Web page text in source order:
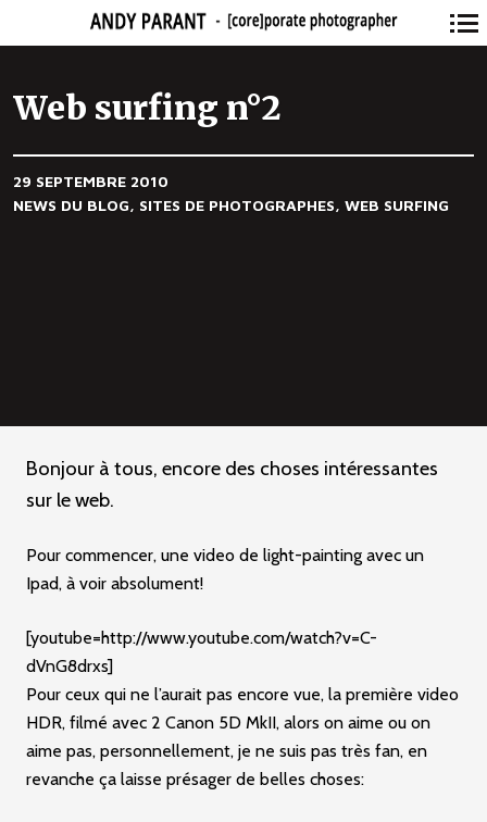
principale
Web surfing n°2
29 SEPTEMBRE 2010
NEWS DU BLOG
SITES DE PHOTOGRAPHES WEB SURFING
Bonjour à tous, encore des choses intéressantes
sur le web.
Pour commencer, une video de light-painting avec un
Ipad, à voir absolument!
[youtube=http://www.youtube.com/watch?v=C-
dVnG8drxs]
Pour ceux qui ne l’aurait pas encore vue, la première video
HDR, filmé avec 2 Canon 5D MkII, alors on aime ou on
aime pas, personnellement, je ne suis pas très fan, en
revanche ça laisse présager de belles choses: